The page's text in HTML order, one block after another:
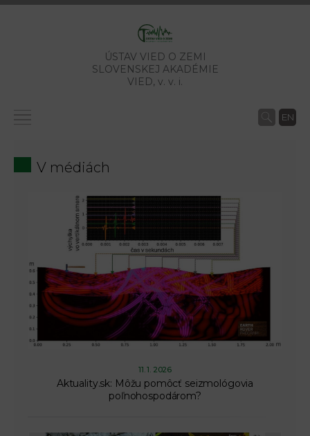
ÚSTAV VIED O ZEMI
SLOVENSKEJ AKADÉMIE
VIED, v. v. i.
EN
V médiách
11. 1. 2026
Aktuality.sk: Môžu pomôcť seizmológovia
poľnohospodárom?